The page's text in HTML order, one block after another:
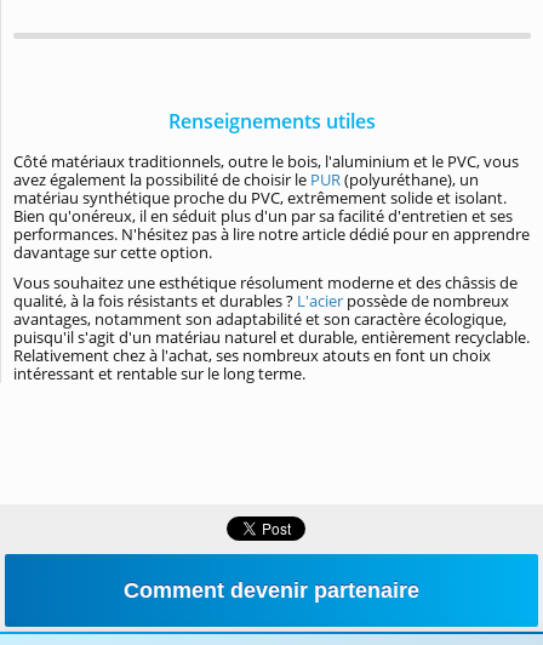
Renseignements utiles
Côté matériaux traditionnels, outre le bois, l'aluminium et le PVC, vous
avez également la possibilité de choisir le PUR(polyuréthane), un
matériau synthétique proche du PVC, extrêmement solide et isolant.
Bien qu'onéreux, il en séduit plus d'un par sa facilité d'entretien et ses
performances. N'hésitez pas à lire notre article dédié pour en apprendre
davantage sur cette option.
Vous souhaitez une esthétique résolument moderne et des châssis de
qualité, à la fois résistants et durables ? L'acier possède de nombreux
avantages, notamment son adaptabilité et son caractère écologique,
puisqu'il s'agit d'un matériau naturel et durable, entièrement recyclable.
Relativement chez à l'achat, ses nombreux atouts en font un choix
intéressant et rentable sur le long terme.
Comment devenir partenaire